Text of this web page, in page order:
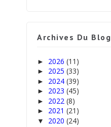
Archives Du Blog
► 2026 (11)
► 2025 (33)
► 2024 (39)
► 2023 (45)
► 2022 (8)
► 2021 (21)
▼ 2020 (24)